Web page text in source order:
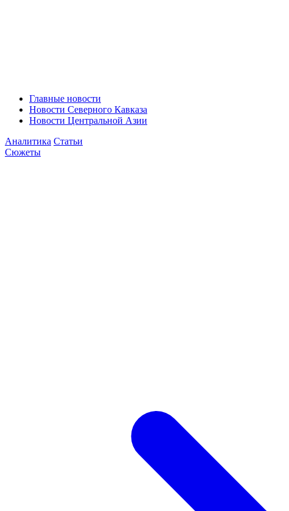
Главные новости
Новости Северного Кавказа
Новости Центральной Азии
Аналитика Статьи
Сюжеты